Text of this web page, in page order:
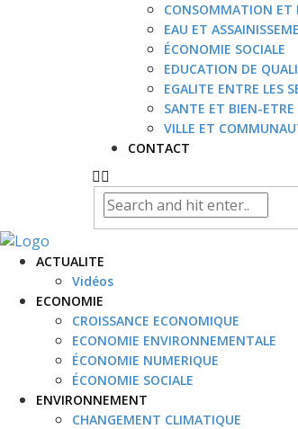
CONSOMMATION ET
EAU ET
ÉCONOMIE SOCIALE
EDUCATION DE
EGALITE ENTRE LES
SANTE ET BIEN-ETRE
VILLE ET
CONTACT
ACTUALITE
Vidéos
ECONOMIE
CROISSANCE ECONOMIQUE
ECONOMIE ENVIRONNEMENTALE
ÉCONOMIE NUMERIQUE
ÉCONOMIE SOCIALE
ENVIRONNEMENT
CHANGEMENT CLIMATIQUE